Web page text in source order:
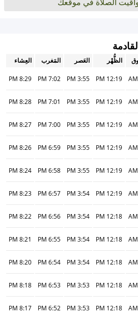
الظُّهْر العَصر المَغرب
العِشاء
12:19 PM
3:55 PM
7:02 PM
8:29 PM
12:19 PM
3:55 PM
7:01 PM
8:28 PM
12:19 PM
3:55 PM
7:00 PM
8:27 PM
12:19 PM
3:55 PM
6:59 PM
8:26 PM
12:19 PM
3:55 PM
6:58 PM
8:24 PM
12:19 PM
3:54 PM
6:57 PM
8:23 PM
12:18 PM
3:54 PM
6:56 PM
8:22 PM
12:18 PM
3:54 PM
6:55 PM
8:21 PM
12:18 PM
3:54 PM
6:54 PM
8:20 PM
12:18 PM
3:53 PM
6:53 PM
8:18 PM
12:18 PM
3:53 PM
6:52 PM
8:17 PM